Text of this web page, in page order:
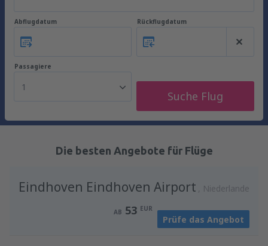
Abflugdatum Rückflugdatum
Passagiere
1
Suche Flug
Die besten Angebote für Flüge
Eindhoven Eindhoven Airport Niederlande
AB 53 EUR
Prüfe das Angebot